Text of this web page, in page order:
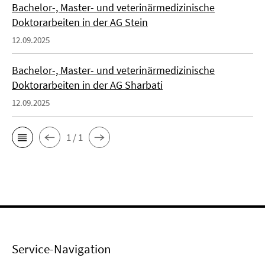
Bachelor-, Master- und veterinärmedizinische
Doktorarbeiten in der AG Stein
12.09.2025
Bachelor-, Master- und veterinärmedizinische
Doktorarbeiten in der AG Sharbati
12.09.2025
1 / 1
Service-Navigation